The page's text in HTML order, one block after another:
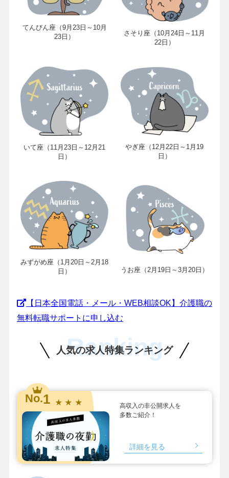
てんびん座（9月23日～10月
23日）
さそり座（10月24日～11月
22日）
いて座（11月23日～12月21
日）
やぎ座（12月22日～1月19
日）
みずがめ座（1月20日～2月18
日）
うお座（2月19日～3月20日）
【日本全国電話・メール・WEB相談OK】介護職の
無料転職サポートに申し込む
人気の求人特集ランキング
Ranking
No.1 ★ ★ ★
高収入の非公開求人を
多数ご紹介！
詳細を見る